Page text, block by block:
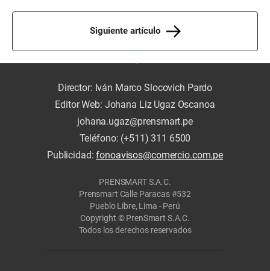
Siguiente artículo
Director: Iván Marco Slocovich Pardo
Editor Web: Johana Liz Ugaz Oscanoa
johana.ugaz@prensmart.pe
Teléfono: (+511) 311 6500
Publicidad:fonoavisos@comercio.com.pe
PRENSMART S.A.C.
Prensmart Calle Paracas #532
Pueblo Libre, Lima - Perú
Copyright © PrenSmart S.A.C.
Todos los derechos reservados